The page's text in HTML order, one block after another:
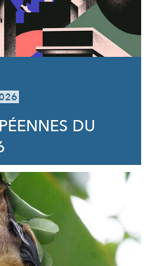
DU